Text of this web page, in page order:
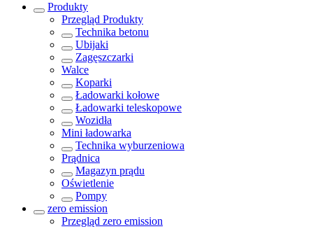
Produkty
Przegląd Produkty
Technika betonu
Ubijaki
Zagęszczarki
Walce
Koparki
Ładowarki kołowe
Ładowarki teleskopowe
Wozidła
Mini ładowarka
Technika wyburzeniowa
Prądnica
Magazyn prądu
Oświetlenie
Pompy
zero emission
Przegląd zero emission